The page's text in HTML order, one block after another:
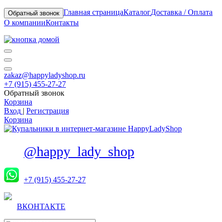
Обратный звонок Главная страницаКаталогДоставка / Оплата
О компанииКонтакты
zakaz@happyladyshop.ru
+7 (915) 455-27-27
Обратный звонок
Корзина
Вход | Регистрация
Корзина
@happy_lady_shop
+7 (915) 455-27-27
ВКОНТАКТЕ